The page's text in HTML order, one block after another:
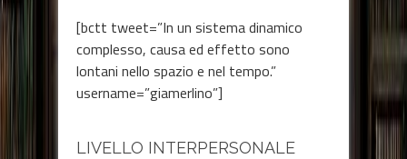
[bctt tweet=”In un sistema dinamico
complesso, causa ed effetto sono
lontani nello spazio e nel tempo.”
username=”giamerlino”]
LIVELLO INTERPERSONALE